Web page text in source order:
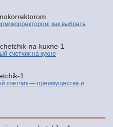
как выбрать
счетчик на кухне
счетчик — преимущества и